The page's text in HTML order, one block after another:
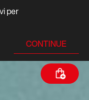
per
CONTINUE